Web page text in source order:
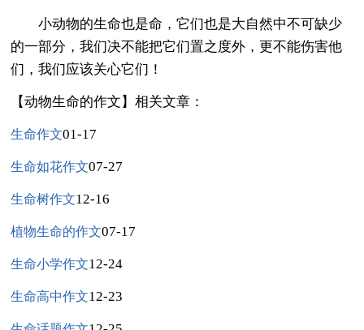
小动物的生命也是命，它们也是大自然中不可缺少
的一部分，我们决不能把它们置之度外，更不能伤害他
们，我们应该关心它们！
【动物生命的作文】相关文章：
生命作文01-17
生命如花作文07-27
生命树作文12-16
植物生命的作文07-17
生命小学作文12-24
生命高中作文12-23